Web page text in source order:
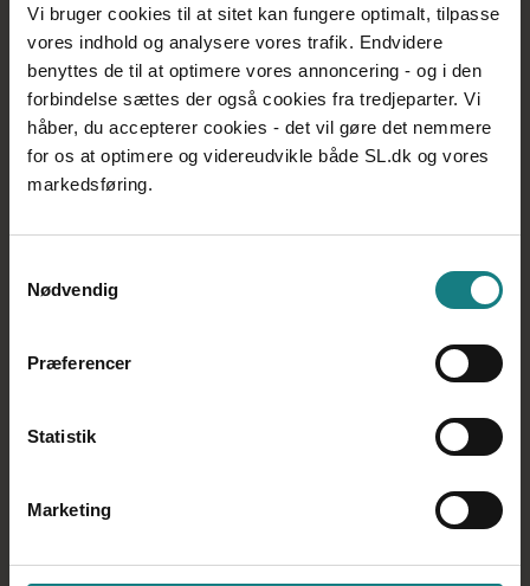
Vi bruger cookies til at sitet kan fungere optimalt, tilpasse
vores indhold og analysere vores trafik. Endvidere
benyttes de til at optimere vores annoncering - og i den
forbindelse sættes der også cookies fra tredjeparter. Vi
håber, du accepterer cookies - det vil gøre det nemmere
for os at optimere og videreudvikle både SL.dk og vores
markedsføring.
Nødvendig
Præferencer
Statistik
Marketing
Rabatter og bonus gennem Forbrugsforeningen.
Lønforsikring, som dækker 80 % af din løn i op til 6
måneder, når du er medlem af
Socialpædagogerne og Socialpædagogernes a-
kasse.
Gratis krisehjælp hos Healthcare.